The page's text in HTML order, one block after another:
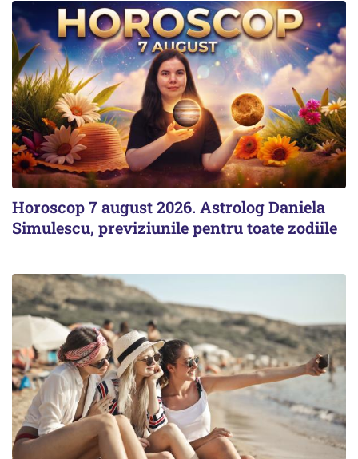
Horoscop 7 august 2026. Astrolog Daniela
Simulescu, previziunile pentru toate zodiile